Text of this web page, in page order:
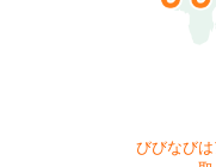
びびなび